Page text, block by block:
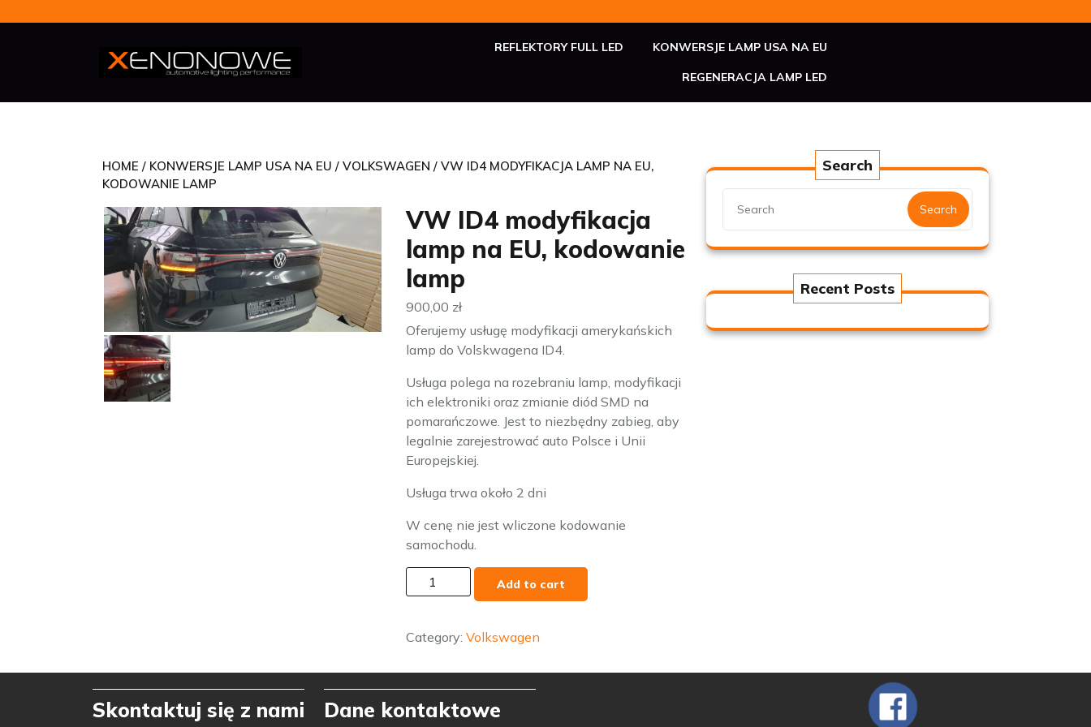
REFLEKTORY FULL LED KONWERSJE LAMP USA NA EU
REGENERACJA LAMP LED
HOME / KONWERSJE LAMP USA NA EU / VOLKSWAGEN / VW ID4 MODYFIKACJA LAMP NA EU,
KODOWANIE LAMP
VW ID4 modyfikacja
lamp na EU, kodowanie
lamp
900,00 zł
Oferujemy usługę modyfikacji amerykańskich
lamp do Volskwagena ID4.
Usługa polega na rozebraniu lamp, modyfikacji
ich elektroniki oraz zmianie diód SMD na
pomarańczowe. Jest to niezbędny zabieg, aby
legalnie zarejestrować auto Polsce i Unii
Europejskiej.
Usługa trwa około 2 dni
W cenę nie jest wliczone kodowanie
samochodu.
ID4
lamp
EU,
kodowanie
lamp
Add to cart
Category:Volkswagen
Search
Search
Recent Posts
Skontaktuj się z nami Dane kontaktowe